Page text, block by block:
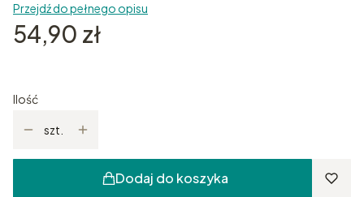
Przejdź do pełnego opisu
Cena
54,90 zł
Ilość
szt.
Dodaj do koszyka